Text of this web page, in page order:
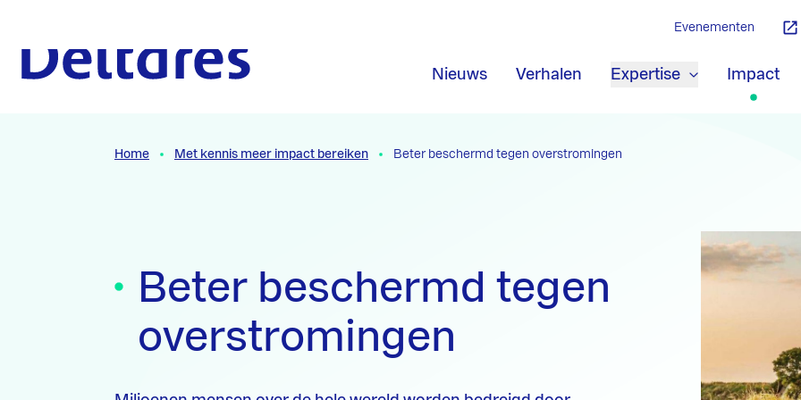
Nieuws Verhalen Expertise Impact
Evenementen
Home Met kennis meer impact bereiken Beter beschermd tegen overstromingen
Beter beschermd tegen
overstromingen